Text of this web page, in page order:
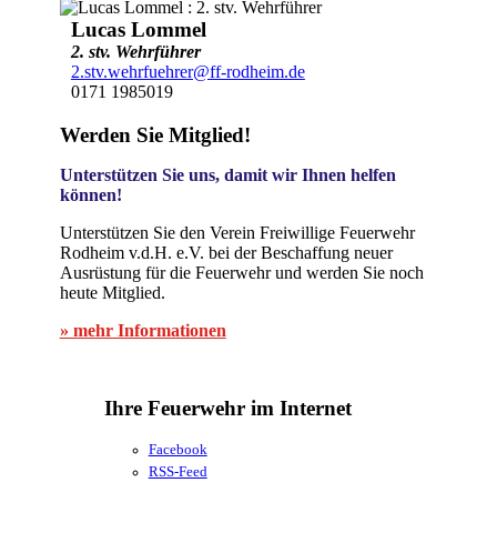
Lucas Lommel
2. stv. Wehrführer
2.stv.wehrfuehrer@ff-rodheim.de
0171 1985019
Werden Sie Mitglied!
Unterstützen Sie uns, damit wir Ihnen helfen
können!
Unterstützen Sie den Verein Freiwillige Feuerwehr
Rodheim v.d.H. e.V. bei der Beschaffung neuer
Ausrüstung für die Feuerwehr und werden Sie noch
heute Mitglied.
» mehr Informationen
Ihre Feuerwehr im Internet
Facebook
RSS-Feed